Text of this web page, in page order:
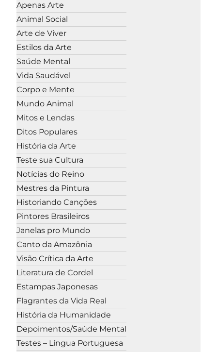
Apenas Arte
Animal Social
Arte de Viver
Estilos da Arte
Saúde Mental
Vida Saudável
Corpo e Mente
Mundo Animal
Mitos e Lendas
Ditos Populares
História da Arte
Teste sua Cultura
Notícias do Reino
Mestres da Pintura
Historiando Canções
Pintores Brasileiros
Janelas pro Mundo
Canto da Amazônia
Visão Crítica da Arte
Literatura de Cordel
Estampas Japonesas
Flagrantes da Vida Real
História da Humanidade
Depoimentos/Saúde Mental
Testes – Língua Portuguesa